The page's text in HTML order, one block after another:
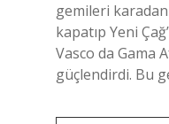
gemileri karadan
kapatıp Yeni
Vasco da Gama
güçlendirdi. Bu